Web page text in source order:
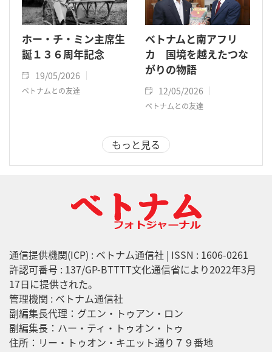
ホー・チ・ミン主席生
誕１３６周年記念
19/05/2026
ベトナムとの友達
ベトナムと南アフリ
カ 国境を越えたつな
がりの物語
12/05/2026
ベトナムとの友達
もっと見る
通信提供機関(ICP) : ベトナム通信社 | ISSN : 1606-0261
許認可番号 : 137/GP-BTTTT文化通信省により2022年3月
17日に提供された。
管理機関 : ベトナム通信社
副編集長代理：グエン・トゥアン・ロン
副編集長：ハー・ティ・トゥオン・トゥ
住所：リー・トゥオン・キエット通り７９番地